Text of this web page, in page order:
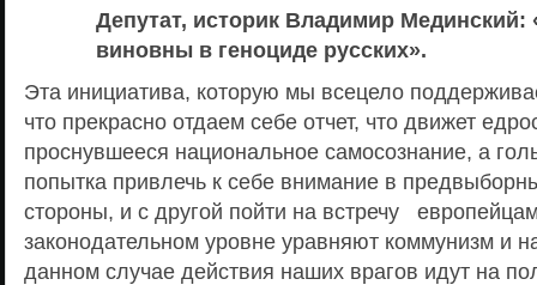
Депутат, историк Владимир
виновны в геноциде русских».
Эта инициатива, которую мы всецело
что прекрасно отдаем себе отчет, что движет
проснувшееся национальное самосознание, а
попытка привлечь к себе внимание в
стороны, и с другой пойти на встречу
законодательном уровне уравняют коммунизм и
данном случае действия наших врагов идут на